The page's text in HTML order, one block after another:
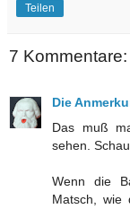
Teilen
7 Kommentare:
Die
Das muß
sehen.
Wenn die
Matsch, wie